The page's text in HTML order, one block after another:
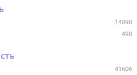
14890
498
41606